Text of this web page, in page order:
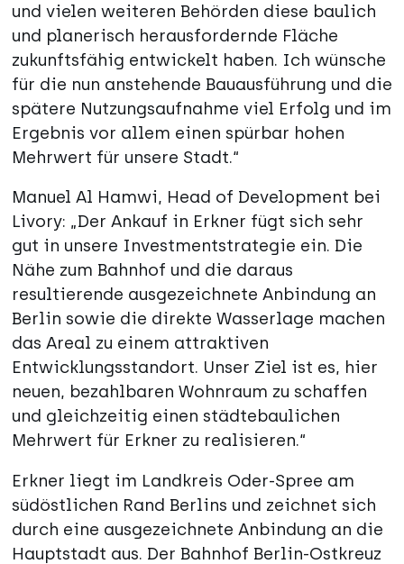
und vielen weiteren Behörden diese baulich
und planerisch herausfordernde Fläche
zukunftsfähig entwickelt haben. Ich wünsche
für die nun anstehende Bauausführung und die
spätere Nutzungsaufnahme viel Erfolg und im
Ergebnis vor allem einen spürbar hohen
Mehrwert für unsere Stadt.“
Manuel Al Hamwi, Head of Development bei
Livory: „Der Ankauf in Erkner fügt sich sehr
gut in unsere Investmentstrategie ein. Die
Nähe zum Bahnhof und die daraus
resultierende ausgezeichnete Anbindung an
Berlin sowie die direkte Wasserlage machen
das Areal zu einem attraktiven
Entwicklungsstandort. Unser Ziel ist es, hier
neuen, bezahlbaren Wohnraum zu schaffen
und gleichzeitig einen städtebaulichen
Mehrwert für Erkner zu realisieren.“
Erkner liegt im Landkreis Oder-Spree am
südöstlichen Rand Berlins und zeichnet sich
durch eine ausgezeichnete Anbindung an die
Hauptstadt aus. Der Bahnhof Berlin-Ostkreuz